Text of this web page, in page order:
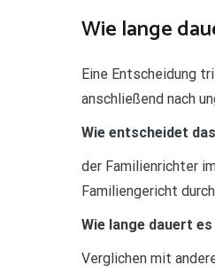
Wie lange
Eine Entscheidung
anschließend nach
Wie entscheidet
der Familienrichter
Familiengericht
Wie lange dauert
Verglichen mit